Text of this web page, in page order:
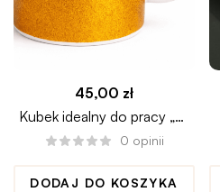
45,00 zł
Kubek idealny do pracy „Mi
chu* j*bany ciśnienie
0 opinii
DODAJ DO KOSZYKA